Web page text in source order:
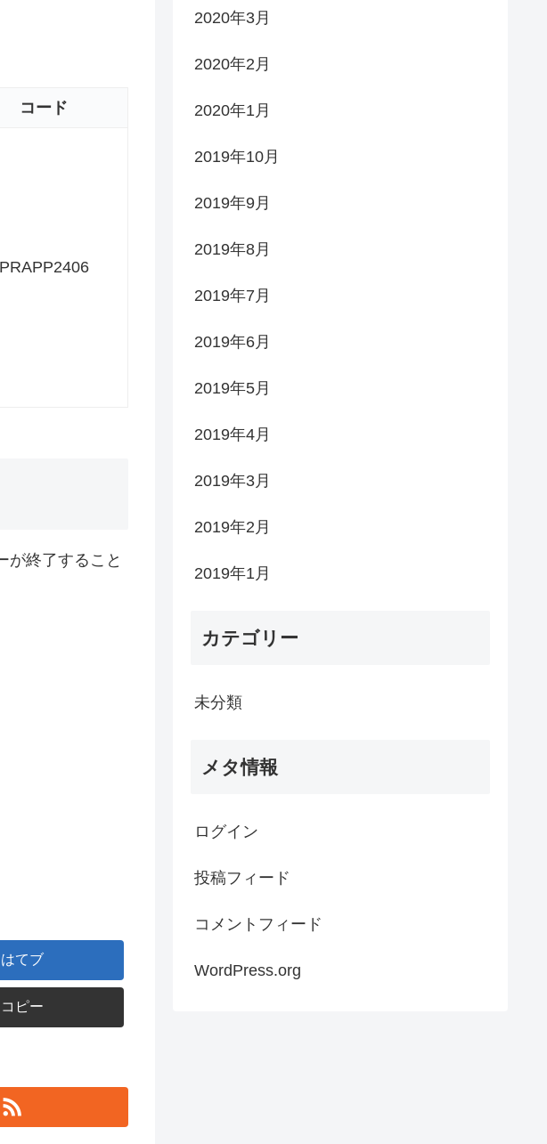
コード
PRAPP2406
が終了すること
はてブ
コピー
2020年3月
2020年2月
2020年1月
2019年10月
2019年9月
2019年8月
2019年7月
2019年6月
2019年5月
2019年4月
2019年3月
2019年2月
2019年1月
カテゴリー
未分類
メタ情報
ログイン
投稿フィード
コメントフィード
WordPress.org